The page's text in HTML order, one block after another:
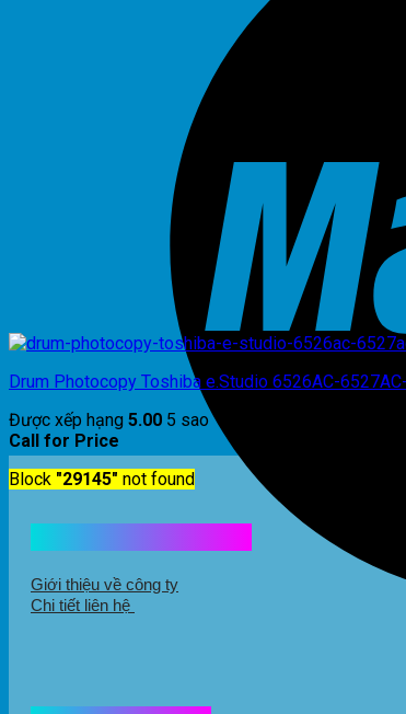
Drum Photocopy Toshiba e.Studio 6526AC-
Được xếp hạng 5.00 5 sao
Call for Price
Block "29145" not found
Giới thiệu về công ty
Chi tiết liên hệ